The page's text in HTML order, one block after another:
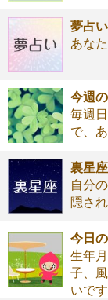
夢占い
あな
今週
毎週
で、
裏星
自分
隠さ
今日
生年
子、
いで